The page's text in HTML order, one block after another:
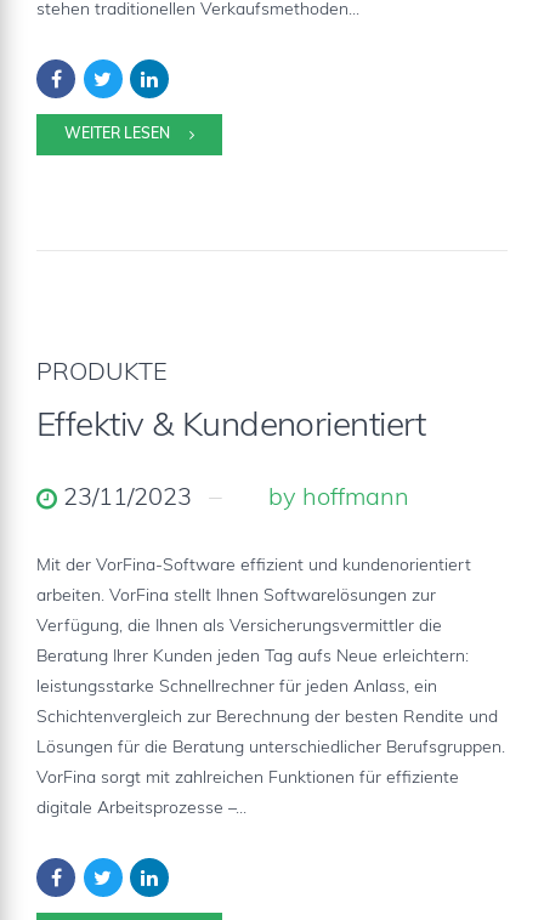
stehen traditionellen Verkaufsmethoden...
WEITER LESEN
PRODUKTE
Effektiv & Kundenorientiert
23/11/2023 by hoffmann
Mit der VorFina-Software effizient und kundenorientiert
arbeiten. VorFina stellt Ihnen Softwarelösungen zur
Verfügung, die Ihnen als Versicherungsvermittler die
Beratung Ihrer Kunden jeden Tag aufs Neue erleichtern:
leistungsstarke Schnellrechner für jeden Anlass, ein
Schichtenvergleich zur Berechnung der besten Rendite und
Lösungen für die Beratung unterschiedlicher Berufsgruppen.
VorFina sorgt mit zahlreichen Funktionen für effiziente
digitale Arbeitsprozesse –...